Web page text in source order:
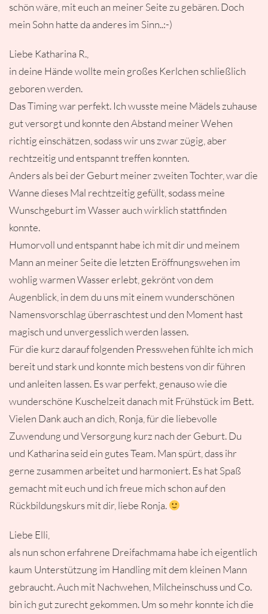
schön wäre, mit euch an meiner Seite zu gebären. Doch
mein Sohn hatte da anderes im Sinn..:-)
Liebe Katharina R.,
in deine Hände wollte mein großes Kerlchen schließlich
geboren werden.
Das Timing war perfekt. Ich wusste meine Mädels zuhause
gut versorgt und konnte den Abstand meiner Wehen
richtig einschätzen, sodass wir uns zwar zügig, aber
rechtzeitig und entspannt treffen konnten.
Anders als bei der Geburt meiner zweiten Tochter, war die
Wanne dieses Mal rechtzeitig gefüllt, sodass meine
Wunschgeburt im Wasser auch wirklich stattfinden
konnte.
Humorvoll und entspannt habe ich mit dir und meinem
Mann an meiner Seite die letzten Eröffnungswehen im
wohlig warmen Wasser erlebt, gekrönt von dem
Augenblick, in dem du uns mit einem wunderschönen
Namensvorschlag überraschtest und den Moment hast
magisch und unvergesslich werden lassen.
Für die kurz darauf folgenden Presswehen fühlte ich mich
bereit und stark und konnte mich bestens von dir führen
und anleiten lassen. Es war perfekt, genauso wie die
wunderschöne Kuschelzeit danach mit Frühstück im Bett.
Vielen Dank auch an dich, Ronja, für die liebevolle
Zuwendung und Versorgung kurz nach der Geburt. Du
und Katharina seid ein gutes Team. Man spürt, dass ihr
gerne zusammen arbeitet und harmoniert. Es hat Spaß
gemacht mit euch und ich freue mich schon auf den
Rückbildungskurs mit dir, liebe Ronja.
Liebe Elli,
als nun schon erfahrene Dreifachmama habe ich eigentlich
kaum Unterstützung im Handling mit dem kleinen Mann
gebraucht. Auch mit Nachwehen, Milcheinschuss und Co.
bin ich gut zurecht gekommen. Um so mehr konnte ich die